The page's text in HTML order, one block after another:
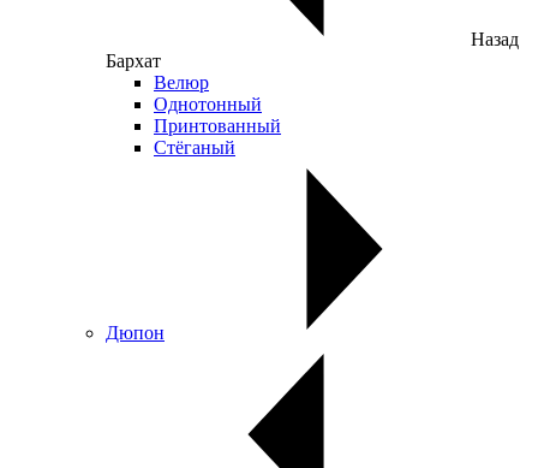
Назад
Бархат
Велюр
Однотонный
Принтованный
Стёганый
Дюпон